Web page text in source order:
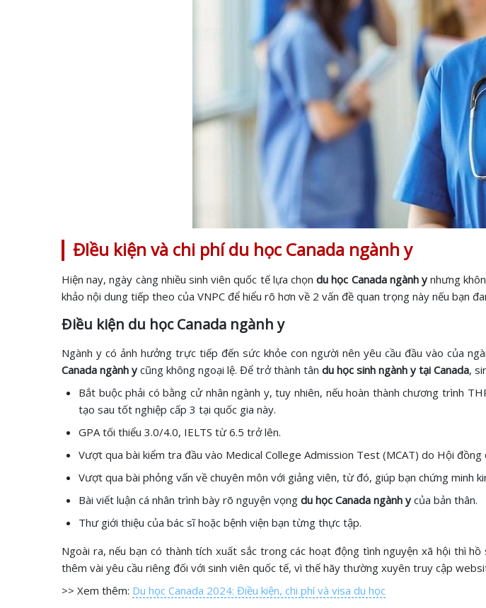
ĐIều kiện và chi phí du học Canada ngành y
Hiện nay, ngày càng nhiều sinh viên quốc tế lựa chọndu học Canada ngành y nhưng
khảo nội dung tiếp theo của VNPC để hiểu rõ hơn về 2 vấn đề quan trọng này nếu bạn
Điều kiện du học Canada ngành y
Ngành y có ảnh hưởng trực tiếp đến sức khỏe con người nên yêu cầu đầu vào của
Canada ngành y cũng không ngoại lệ. Để trở thành tân du học sinh ngành y tại Canada,
Bắt buộc phải có bằng cử nhân ngành y, tuy nhiên, nếu hoàn thành chương trình
tạo sau tốt nghiệp cấp 3 tại quốc gia này.
GPA tối thiểu 3.0/4.0, IELTS từ 6.5 trở lên.
Vượt qua bài kiểm tra đầu vào Medical College Admission Test (MCAT) do Hội
Vượt qua bài phỏng vấn về chuyên môn với giảng viên, từ đó, giúp bạn chứng minh
Bài viết luận cá nhân trình bày rõ nguyện vọng du học Canada ngành y của bản thân.
Thư giới thiệu của bác sĩ hoặc bệnh viện bạn từng thực tập.
Ngoài ra, nếu bạn có thành tích xuất sắc trong các hoạt động tình nguyện xã hội thì
thêm vài yêu cầu riêng đối với sinh viên quốc tế, vì thế hãy thường xuyên truy cập
>> Xem thêm: Du học Canada 2024: Điều kiện, chi phí và visa du học